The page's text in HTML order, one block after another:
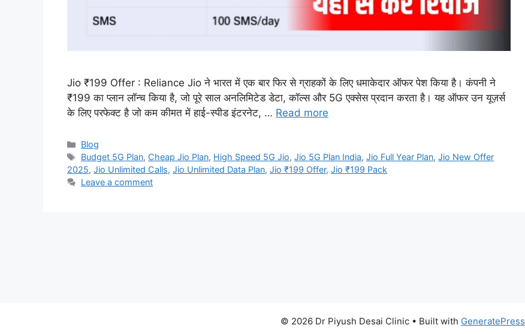
Jio ₹199 Offer : Reliance Jio ने भारत में एक बार फिर से ग्राहकों के लिए धमाकेदार ऑफर पेश किया है। कंपनी ने
₹199 का प्लान लॉन्च किया है, जो पूरे साल अनलिमिटेड डेटा, कॉल्स और 5G एक्सेस प्रदान करता है। यह ऑफर उन यूज़र्स
के लिए परफेक्ट है जो कम कीमत में हाई-स्पीड इंटरनेट, … Read more
Categories
Blog
Tags
Budget 5G Plan, Cheap Jio Plan, High Speed 5G Jio,Jio 5G Plan India,Jio Full Year Plan,Jio New Offer
2025, Jio Unlimited Calls, Jio Unlimited Data Plan, Jio ₹199 Offer, Jio ₹199 Pack
Leave a comment
© 2026 Dr Piyush Desai Clinic • Built with GeneratePress